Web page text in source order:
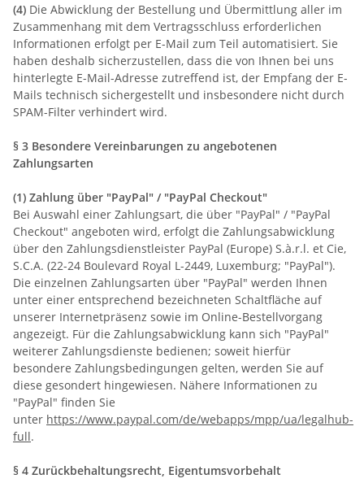
(4) Die Abwicklung der Bestellung und Übermittlung aller im
Zusammenhang mit dem Vertragsschluss erforderlichen
Informationen erfolgt per E-Mail zum Teil automatisiert. Sie
haben deshalb sicherzustellen, dass die von Ihnen bei uns
hinterlegte E-Mail-Adresse zutreffend ist, der Empfang der E-
Mails technisch sichergestellt und insbesondere nicht durch
SPAM-Filter verhindert wird.
§ 3 Besondere Vereinbarungen zu angebotenen
Zahlungsarten
(1) Zahlung über "PayPal" / "PayPal Checkout"
Bei Auswahl einer Zahlungsart, die über "PayPal" / "PayPal
Checkout" angeboten wird, erfolgt die Zahlungsabwicklung
über den Zahlungsdienstleister PayPal (Europe) S.à.r.l. et Cie,
S.C.A. (22-24 Boulevard Royal L-2449, Luxemburg; "PayPal").
Die einzelnen Zahlungsarten über "PayPal" werden Ihnen
unter einer entsprechend bezeichneten Schaltfläche auf
unserer Internetpräsenz sowie im Online-Bestellvorgang
angezeigt. Für die Zahlungsabwicklung kann sich "PayPal"
weiterer Zahlungsdienste bedienen; soweit hierfür
besondere Zahlungsbedingungen gelten, werden Sie auf
diese gesondert hingewiesen. Nähere Informationen zu
"PayPal" finden Sie
unter https://www.paypal.com/de/webapps/mpp/ua/legalhub-
full.
§ 4 Zurückbehaltungsrecht , Eigentumsvorbehalt